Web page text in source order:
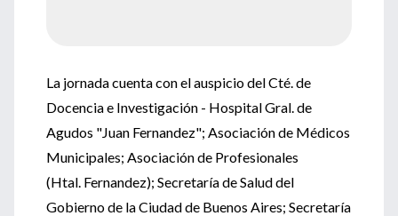
La jornada cuenta con el auspicio del Cté. de
Docencia e Investigación - Hospital Gral. de
Agudos "Juan Fernandez"; Asociación de Médicos
Municipales; Asociación de Profesionales
(Htal. Fernandez); Secretaría de Salud del
Gobierno de la Ciudad de Buenos Aires; Secretaría